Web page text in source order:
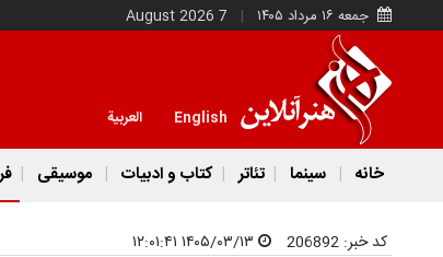
جمعه ۱۶ مرداد ۱۴۰۵ 7 August 2026
English العربية
خانه سینما تئاتر کتاب و ادبیات موسیقی
کد خبر: 206892